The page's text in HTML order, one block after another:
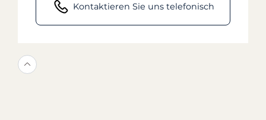
Kontaktieren Sie uns telefonisch